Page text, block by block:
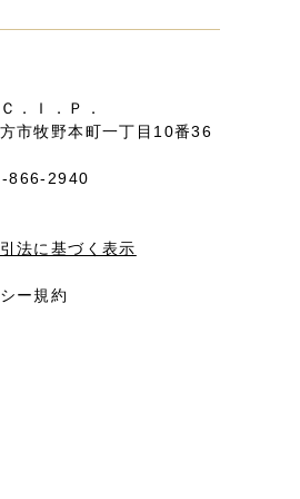
．Ｉ．Ｐ．
市牧野本町一丁目10番36
866-2940
法に基づく表示
ー規約